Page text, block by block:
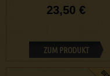
23,50 €
ZUM PRODUKT